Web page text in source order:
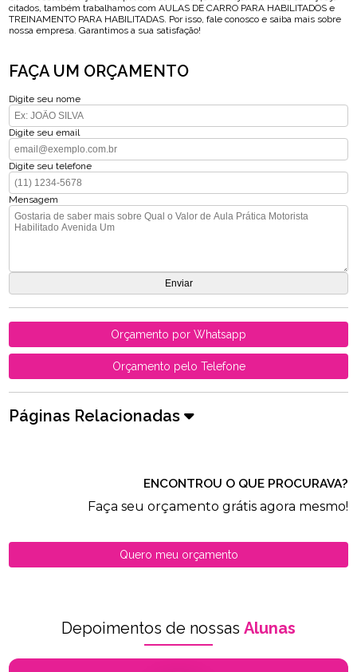
citados, também trabalhamos com AULAS DE CARRO PARA HABILITADOS e
TREINAMENTO PARA HABILITADAS. Por isso, fale conosco e saiba mais sobre
nossa empresa. Garantimos a sua satisfação!
FAÇA UM ORÇAMENTO
Digite seu nome
Digite seu email
Digite seu telefone
Mensagem
Orçamento por Whatsapp
Orçamento pelo Telefone
Páginas Relacionadas
ENCONTROU O QUE PROCURAVA?
Faça seu orçamento grátis agora mesmo!
Quero meu orçamento
Depoimentos de nossas Alunas